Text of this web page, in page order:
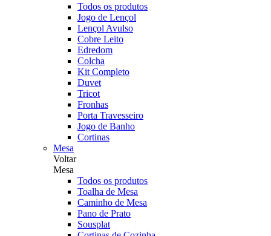
Todos os produtos
Jogo de Lençol
Lençol Avulso
Cobre Leito
Edredom
Colcha
Kit Completo
Duvet
Tricot
Fronhas
Porta Travesseiro
Jogo de Banho
Cortinas
Mesa
Voltar
Mesa
Todos os produtos
Toalha de Mesa
Caminho de Mesa
Pano de Prato
Sousplat